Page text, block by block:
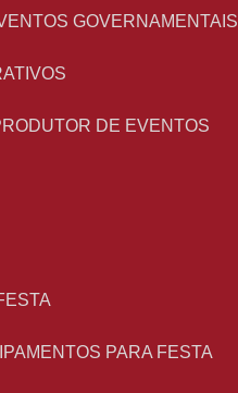
GOVERNAMENTAIS
PRODUTOR DE EVENTOS
PARA FESTA